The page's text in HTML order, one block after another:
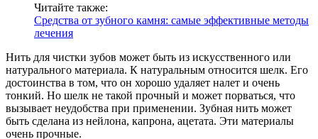
Читайте также:
Средства от зубного камня: самые эффективные методы
лечения
Нить для чистки зубов может быть из искусственного или
натурального материала. К натуральным относится шелк. Его
достоинства в том, что он хорошо удаляет налет и очень
тонкий. Но шелк не такой прочный и может порваться, что
вызывает неудобства при применении. Зубная нить может
быть сделана из нейлона, капрона, ацетата. Эти материалы
очень прочные.